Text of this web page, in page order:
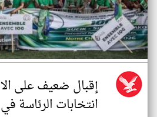
إقبال ضعيف على
انتخابات الرئاسة